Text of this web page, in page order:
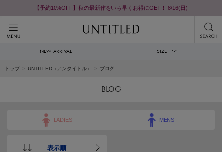
【予約10%OFF】秋の最新作をいち早くお得にGET！-8/16(日)
NEW ARRIVAL SIZE
トップ UNTITLED（アンタイトル） ブログ
BLOG
LADIES MENS
表示順